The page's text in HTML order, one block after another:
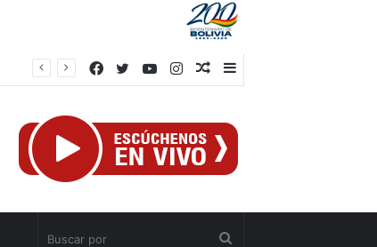
Barra
Publicación
azar
Instagram
YouTube
Twitter
Facebook